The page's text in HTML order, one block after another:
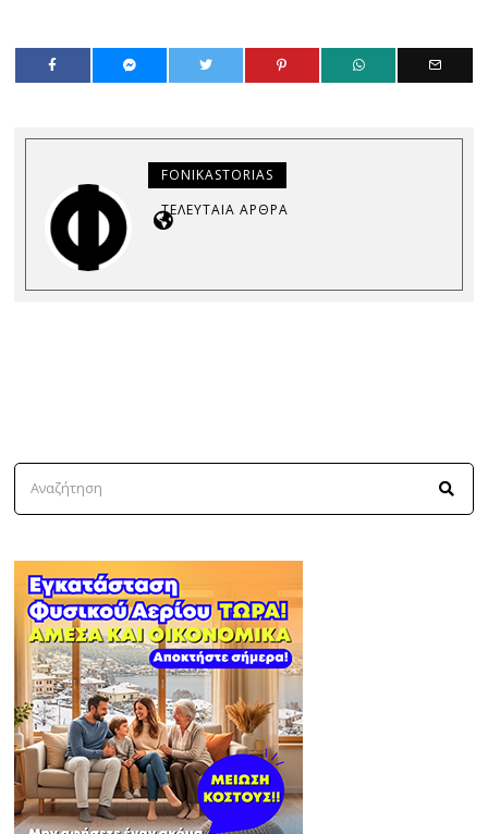
FONIKASTORIAS
ΤΕΛΕΥΤΑΊΑ ΆΡΘΡΑ